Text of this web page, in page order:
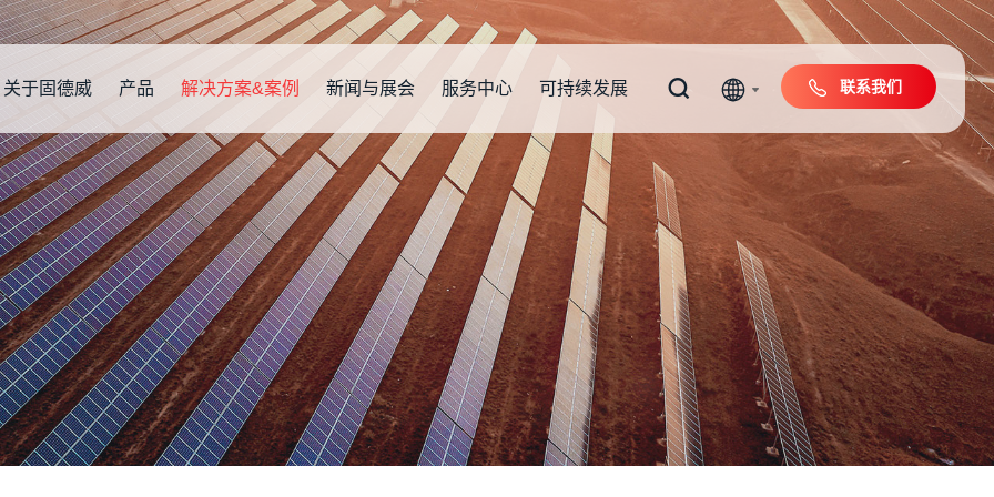
关于固德威 产品 解决方案&案例 新闻与展会 服务中心 可持续发展 联系我们